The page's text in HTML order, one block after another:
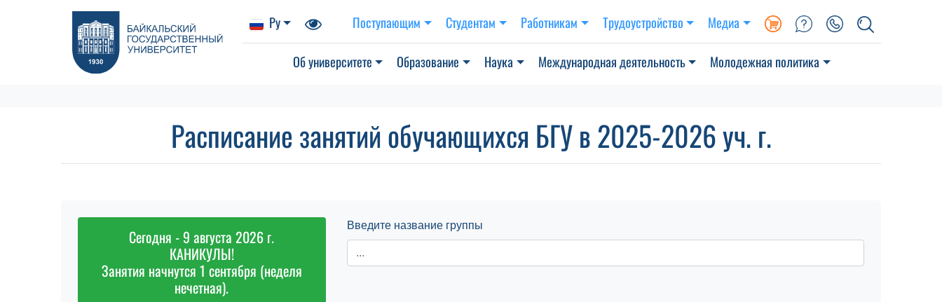
Ру Поступающим Студентам Работникам Трудоустройство Медиа
Об университете Образование Наука Международная деятельность Молодежная политика
Расписание занятий обучающихся БГУ в 2025-2026 уч. г.
Сегодня - 9 августа 2026 г.
КАНИКУЛЫ!
Занятия начнутся 1 сентября (неделя
нечетная).
Введите название группы